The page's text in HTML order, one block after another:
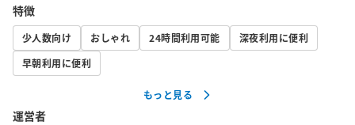
特徴
少人数向け おしゃれ 24時間利用可能
深夜利用に便利
早朝利用に便利
もっと見る
運営者